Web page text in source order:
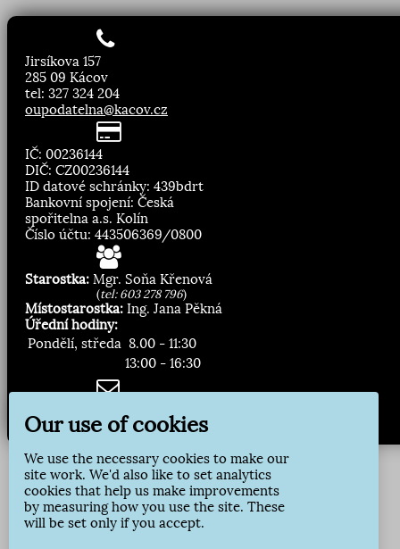
Jirsíkova 157
285 09 Kácov
tel: 327 324 204
oupodatelna@kacov.cz
IČ: 00236144
DIČ: CZ00236144
ID datové schránky: 439bdrt
Bankovní spojení: Česká
spořitelna a.s. Kolín
Číslo účtu: 443506369/0800
Starostka: Mgr. Soňa Křenová
(tel: 603 278 796)
Místostarostka: Ing. Jana Pěkná
Úřední hodiny:
Pondělí, středa 8.00 - 11:30
13:00 - 16:30
Přihlásit odběr
Our use of cookies
We use the necessary cookies to make our
site work. We'd also like to set analytics
cookies that help us make improvements
by measuring how you use the site. These
will be set only if you accept.